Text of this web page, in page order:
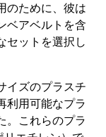
のために、彼は
ベアベルトを含
セットを選択し
イズのプラスチ
利用可能なプラ
。これらのプラ